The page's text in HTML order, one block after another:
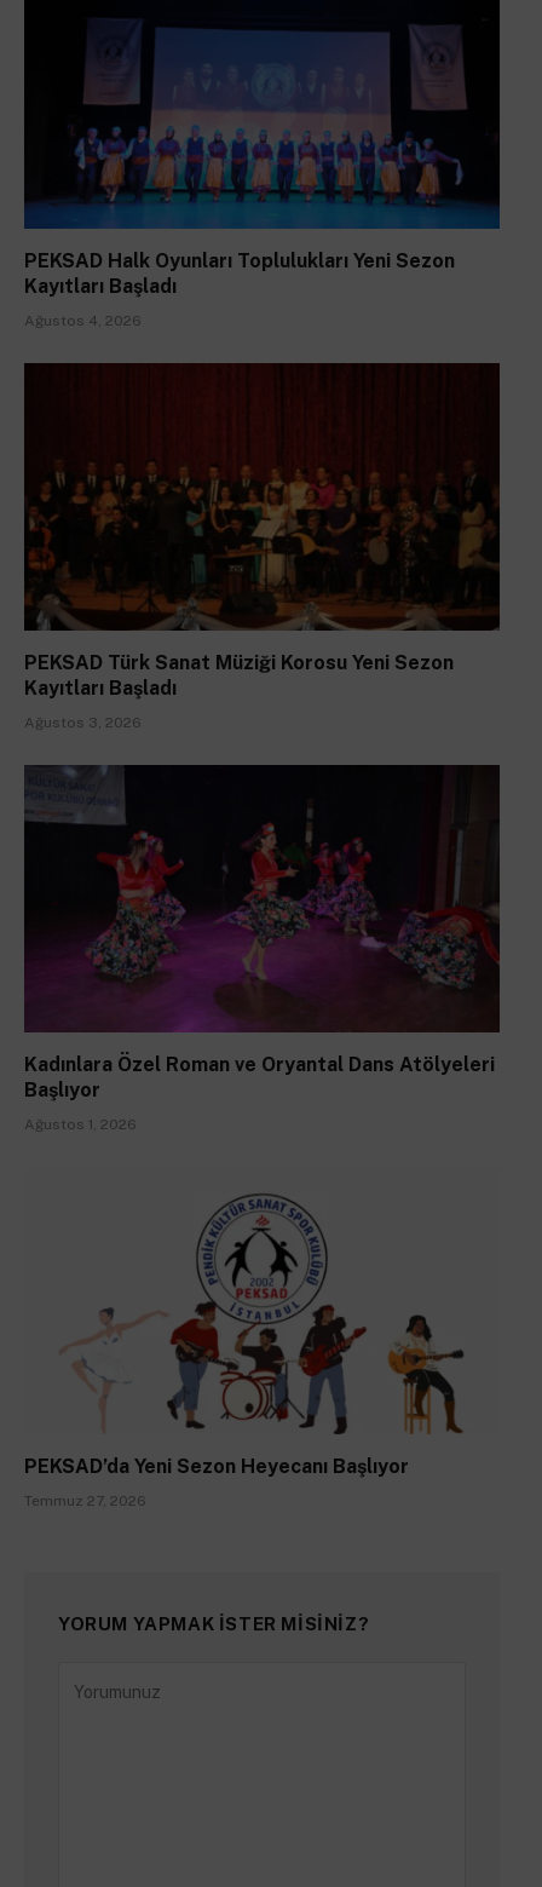
PEKSAD Halk Oyunları Toplulukları Yeni Sezon
Kayıtları Başladı
Ağustos 4, 2026
PEKSAD Türk Sanat Müziği Korosu Yeni Sezon
Kayıtları Başladı
Ağustos 3, 2026
Kadınlara Özel Roman ve Oryantal Dans Atölyeleri
Başlıyor
Ağustos 1, 2026
PEKSAD’da Yeni Sezon Heyecanı Başlıyor
Temmuz 27, 2026
YORUM YAPMAK ISTER MISINIZ?